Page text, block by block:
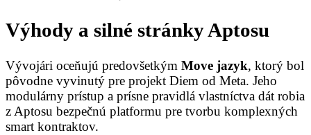
Výhody a silné stránky Aptosu
Vývojári oceňujú predovšetkým Move jazyk, ktorý bol
pôvodne vyvinutý pre projekt Diem od Meta. Jeho
modulárny prístup a prísne pravidlá vlastníctva dát robia
z Aptosu bezpečnú platformu pre tvorbu komplexných
smart kontraktov.